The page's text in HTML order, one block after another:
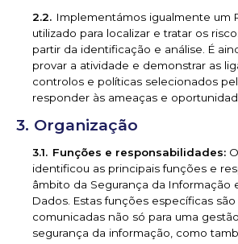
Implementámos igualmente um
utilizado para localizar e tratar os
partir da identificação e análise. É
provar a atividade e demonstrar as
controlos e políticas selecionados
responder às ameaças e
Organização
Funções e responsabilidades:
identificou as principais funções e
âmbito da Segurança da Informação
Dados. Estas funções específicas
comunicadas não só para uma
segurança da informação, como